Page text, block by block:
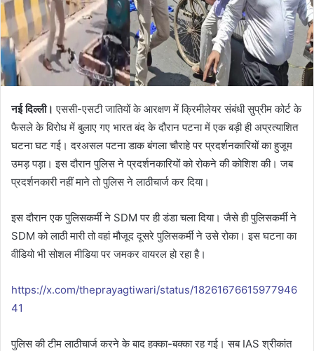
नई दिल्ली। एससी-एसटी जातियों के आरक्षण में क्रिमीलेयर संबंधी सुप्रीम कोर्ट के
फैसले के विरोध में बुलाए गए भारत बंद के दौरान पटना में एक बड़ी ही अप्रत्याशित
घटना घट गई। दरअसल पटना डाक बंगला चौराहे पर प्रदर्शनकारियों का हुजूम
उमड़ पड़ा। इस दौरान पुलिस ने प्रदर्शनकारियों को रोकने की कोशिश की। जब
प्रदर्शनकारी नहीं माने तो पुलिस ने लाठीचार्ज कर दिया।
इस दौरान एक पुलिसकर्मी ने SDM पर ही डंडा चला दिया। जैसे ही पुलिसकर्मी ने
SDM को लाठी मारी तो वहां मौजूद दूसरे पुलिसकर्मी ने उसे रोका। इस घटना का
वीडियो भी सोशल मीडिया पर जमकर वायरल हो रहा है।
https://x.com/theprayagtiwari/status/18261676615977946
41
पुलिस की टीम लाठीचार्ज करने के बाद हक्का-बक्का रह गई। सब IAS श्रीकांत